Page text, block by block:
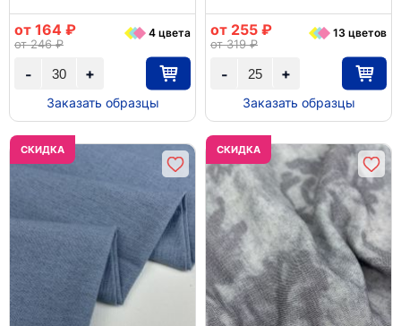
+
-
от 164 ₽
от 246 ₽
4 цвета
Заказать образцы
+
-
от 255 ₽
от 319 ₽
13 цветов
Заказать образцы
CКИДКА CКИДКА